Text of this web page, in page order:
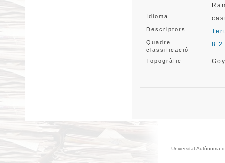
Idioma
Descriptors
Quadre
classificació
Topogràfic
Universitat Autònoma